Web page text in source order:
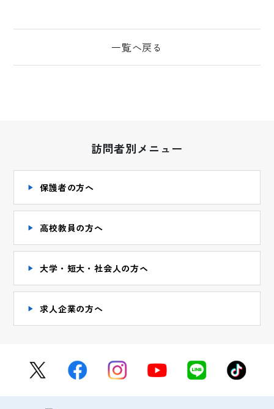
一覧へ戻る
訪問者別メニュー
保護者の方へ
高校教員の方へ
大学・短大・社会人の方ヘ
求人企業の方へ